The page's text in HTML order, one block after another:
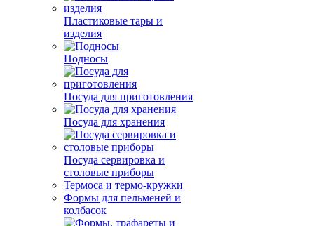
Пластиковые тары и
изделия
Подносы
Посуда для приготовления
Посуда для хранения
Посуда сервировка и
столовые приборы
Термоса и термо-кружки
Формы для пельменей и
колбасок